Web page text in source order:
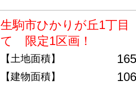
生駒市ひかりが丘1丁
て 限定1区画！
【土地面積】
【建物面積】